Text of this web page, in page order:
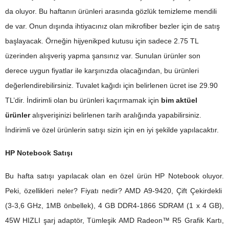
da oluyor. Bu haftanın ürünleri arasında gözlük temizleme mendili
de var. Onun dışında ihtiyacınız olan mikrofiber bezler için de satış
başlayacak. Örneğin hijyenikped kutusu için sadece 2.75 TL
üzerinden alışveriş yapma şansınız var. Sunulan ürünler son
derece uygun fiyatlar ile karşınızda olacağından, bu ürünleri
değerlendirebilirsiniz. Tuvalet kağıdı için belirlenen ücret ise 29.90
TL’dir. İndirimli olan bu ürünleri kaçırmamak için bim aktüel
ürünleralışverişinizi belirlenen tarih aralığında yapabilirsiniz.
İndirimli ve özel ürünlerin satışı sizin için en iyi şekilde yapılacaktır.
HP Notebook Satışı
Bu hafta satışı yapılacak olan en özel ürün HP Notebook oluyor.
Peki, özellikleri neler? Fiyatı nedir? AMD A9-9420, Çift Çekirdekli
(3-3,6 GHz, 1MB önbellek), 4 GB DDR4-1866 SDRAM (1 x 4 GB),
45W HIZLI şarj adaptör, Tümleşik AMD Radeon™ R5 Grafik Kartı,